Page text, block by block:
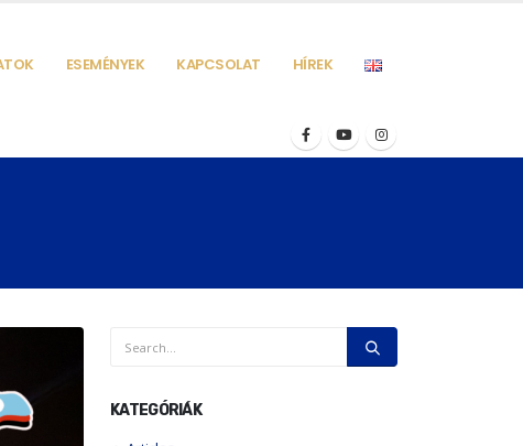
ESEMÉNYEK KAPCSOLAT HÍREK
KATEGÓRIÁK